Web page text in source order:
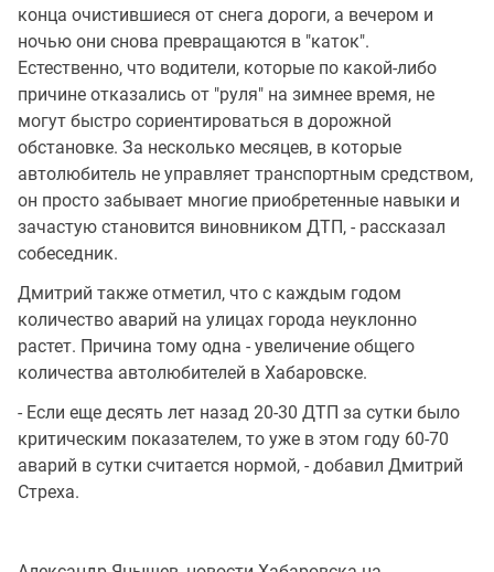
конца очистившиеся от снега дороги, а вечером и
ночью они снова превращаются в "каток".
Естественно, что водители, которые по какой-либо
причине отказались от "руля" на зимнее время, не
могут быстро сориентироваться в дорожной
обстановке. За несколько месяцев, в которые
автолюбитель не управляет транспортным средством,
он просто забывает многие приобретенные навыки и
зачастую становится виновником ДТП, - рассказал
собеседник.
Дмитрий также отметил, что с каждым годом
количество аварий на улицах города неуклонно
растет. Причина тому одна - увеличение общего
количества автолюбителей в Хабаровске.
- Если еще десять лет назад 20-30 ДТП за сутки было
критическим показателем, то уже в этом году 60-70
аварий в сутки считается нормой, - добавил Дмитрий
Стреха.